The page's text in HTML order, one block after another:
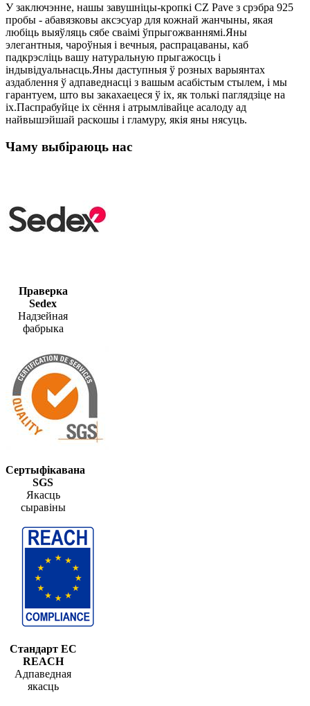
У заключэнне, нашы завушніцы-кропкі CZ Pave з срэбра 925
пробы - абавязковы аксэсуар для кожнай жанчыны, якая
любіць выяўляць сябе сваімі ўпрыгожваннямі.Яны
элегантныя, чароўныя і вечныя, распрацаваны, каб
падкрэсліць вашу натуральную прыгажосць і
індывідуальнасць.Яны даступныя ў розных варыянтах
аздаблення ў адпаведнасці з вашым асабістым стылем, і мы
гарантуем, што вы закахаецеся ў іх, як толькі паглядзіце на
іх.Паспрабуйце іх сёння і атрымлівайце асалоду ад
найвышэйшай раскошы і гламуру, якія яны нясуць.
Чаму выбіраюць нас
Праверка
Sedex
Надзейная
фабрыка
Сертыфікавана
SGS
Якасць
сыравіны
Стандарт ЕС
REACH
Адпаведная
якасць